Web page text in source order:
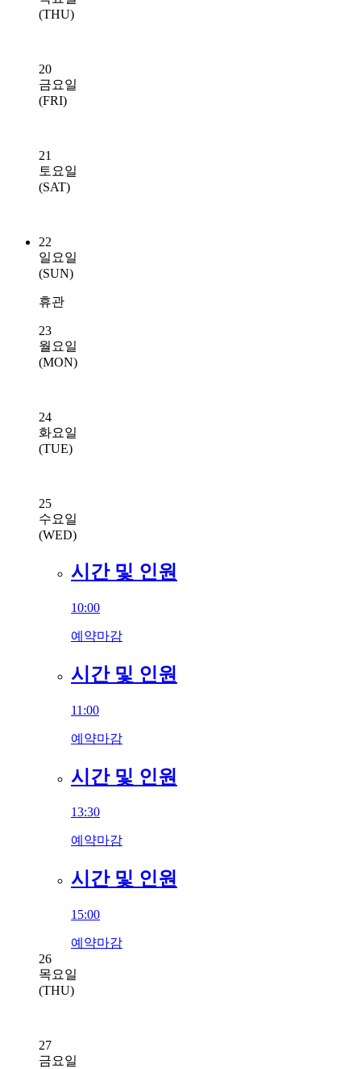
(THU)
20
금요일
(FRI)
21
토요일
(SAT)
22
일요일
(SUN)
휴관
23
월요일
(MON)
24
화요일
(TUE)
25
수요일
(WED)
시간 및 인원
10:00
예약마감
시간 및 인원
11:00
예약마감
시간 및 인원
13:30
예약마감
시간 및 인원
15:00
예약마감
26
목요일
(THU)
27
금요일